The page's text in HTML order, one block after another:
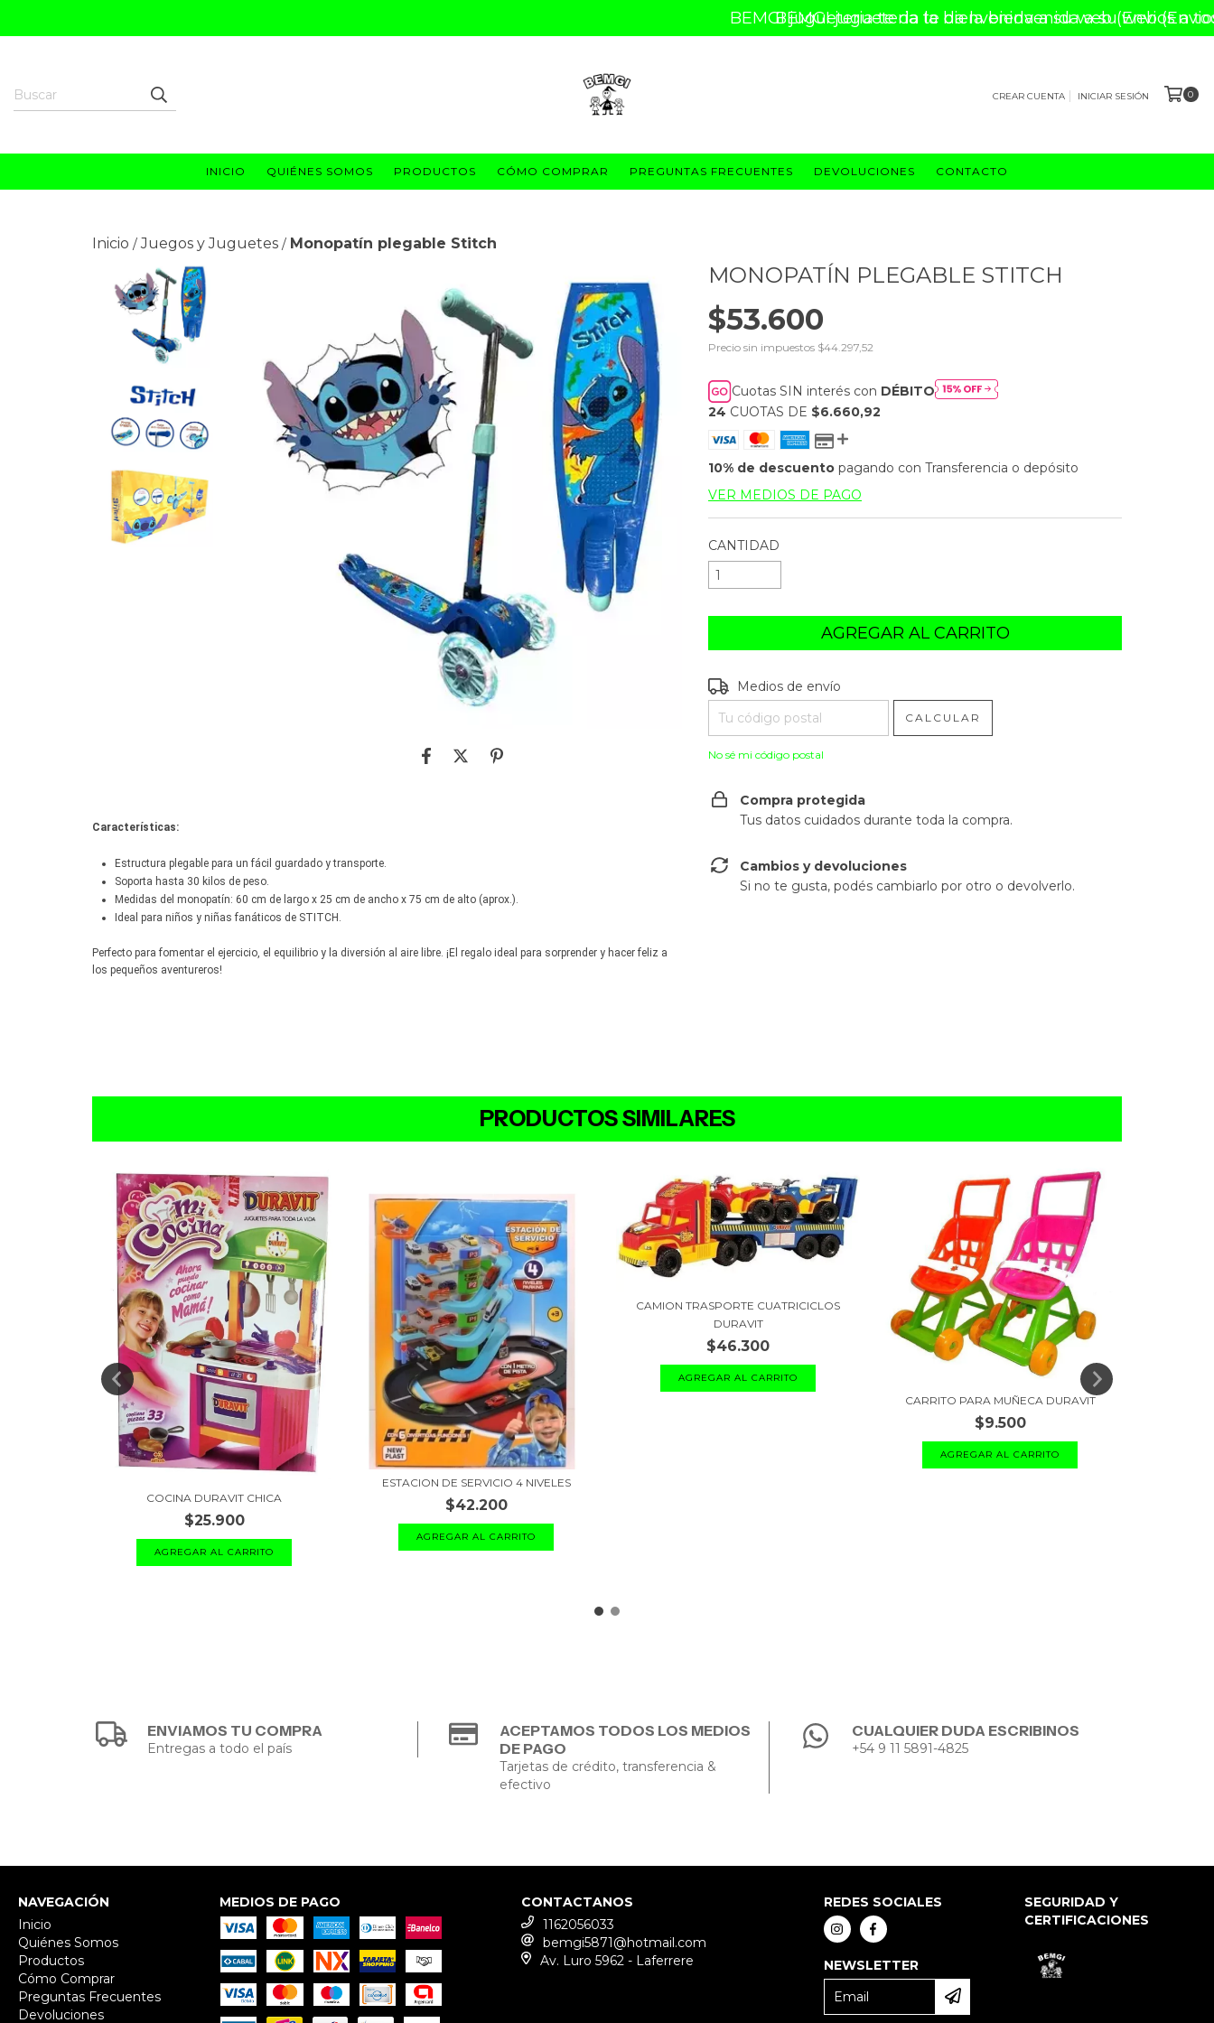
BEMGI jugueteria te da la bienvenida a su web
CREAR CUENTA INICIAR SESIÓN 0
INICIO QUIÉNES SOMOS PRODUCTOS CÓMO COMPRAR PREGUNTAS FRECUENTES DEVOLUCIONES CONTACTO
Inicio / Juegos y Juguetes / Monopatín plegable Stitch
Características:
Estructura plegable para un fácil guardado y transporte.
Soporta hasta 30 kilos de peso.
Medidas del monopatín: 60 cm de largo x 25 cm de ancho x 75 cm de alto (aprox.).
Ideal para niños y niñas fanáticos de STITCH.
Perfecto para fomentar el ejercicio, el equilibrio y la diversión al aire libre. ¡El regalo ideal para sorprender y hacer feliz a
los pequeños aventureros!
MONOPATÍN PLEGABLE STITCH
$53.600
Precio sin impuestos $44.297,52
Cuotas SIN interés con DÉBITO
24 CUOTAS DE $6.660,92
10% de descuento pagando con Transferencia o depósito
VER MEDIOS DE PAGO
CANTIDAD
Entregas para el CP:
Medios de envío
CALCULAR
No sé mi código postal
Compra protegida
Tus datos cuidados durante toda la compra.
Cambios y devoluciones
Si no te gusta, podés cambiarlo por otro o devolverlo.
PRODUCTOS SIMILARES
COCINA DURAVIT CHICA
$25.900
ESTACION DE SERVICIO 4 NIVELES
$42.200
CAMION TRASPORTE CUATRICICLOS
DURAVIT
$46.300
CARRITO PARA MUÑECA DURAVIT
$9.500
AGREGAR AL CARRITO
ENVIAMOS TU COMPRA
Entregas a todo el país
ACEPTAMOS TODOS LOS MEDIOS
DE PAGO
Tarjetas de crédito, transferencia &
efectivo
CUALQUIER DUDA ESCRIBINOS
+54 9 11 5891-4825
NAVEGACIÓN
Inicio
Quiénes Somos
Productos
Cómo Comprar
Preguntas Frecuentes
Devoluciones
MEDIOS DE PAGO
CONTACTANOS
1162056033
bemgi5871@hotmail.com
Av. Luro 5962 - Laferrere
REDES SOCIALES
NEWSLETTER
SEGURIDAD Y
CERTIFICACIONES